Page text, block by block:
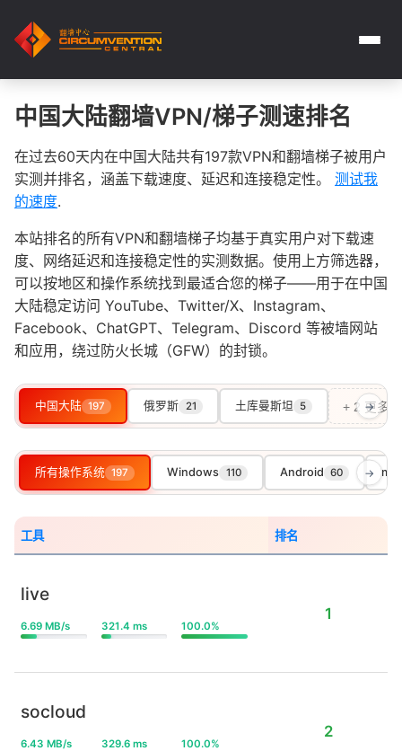
中国大陆翻墙VPN/梯子测速排名
在过去60天内在中国大陆共有197款VPN和翻墙梯子被用户
实测并排名，涵盖下载速度、延迟和连接稳定性。 测试我
的速度.
本站排名的所有VPN和翻墙梯子均基于真实用户对下载速
度、网络延迟和连接稳定性的实测数据。使用上方筛选器，
可以按地区和操作系统找到最适合您的梯子——用于在中国
大陆稳定访问 YouTube、Twitter/X、Instagram、
Facebook、ChatGPT、Telegram、Discord 等被墙网站
和应用，绕过防火长城（GFW）的封锁。
中国大陆 197 俄罗斯 21 土库曼斯坦 5 + 2 更多
→
所有操作系统 197 Windows 110 Android 60 →
工具 排名
live
6.69 MB/s 321.4 ms 100.0%
1
socloud
6.43 MB/s 329.6 ms 100.0%
2